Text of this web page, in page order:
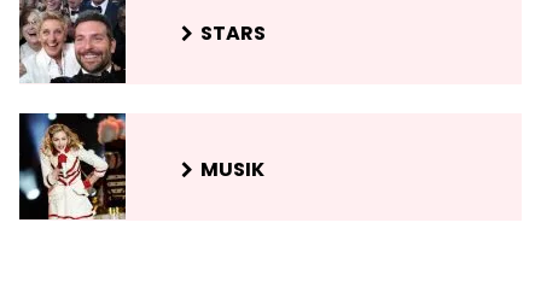
STARS
MUSIK